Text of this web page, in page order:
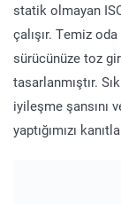
statik olmayan
çalışır. Temiz
sürücünüze toz
tasarlanmıştır.
iyileşme şansını
yaptığımızı